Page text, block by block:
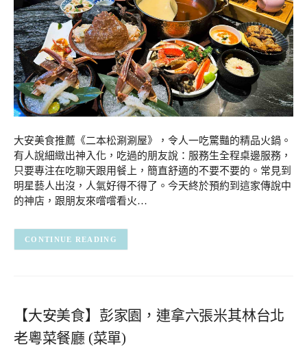
大安美食推薦《二本松涮涮屋》，令人一吃驚豔的精品火鍋。
有人說細緻出神入化，吃過的朋友說：服務生全程桌邊服務，
只要專注在吃聊天跟用餐上，簡直舒適的不要不要的。常見到
明星藝人出沒，人氣好得不得了。今天終於預約到這家傳說中
的神店，跟朋友來嚐嚐看火…
CONTINUE READING
【大安美食】彭家園，連拿六張米其林台北
老粵菜餐廳 (菜單)